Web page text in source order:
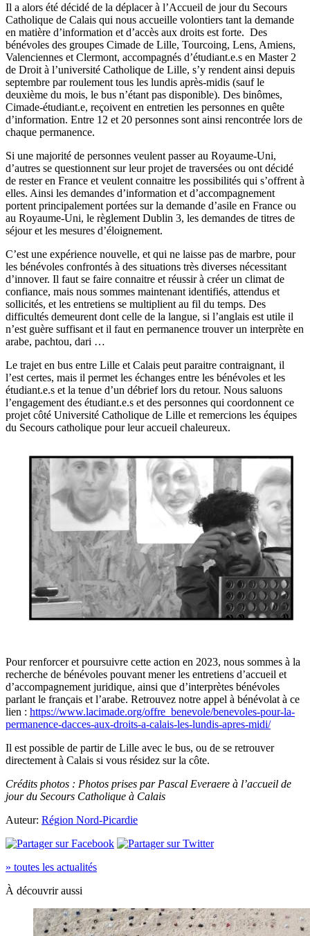
Il a alors été décidé de la déplacer à l’Accueil de jour du Secours
Catholique de Calais qui nous accueille volontiers tant la demande
en matière d’information et d’accès aux droits est forte. Des
bénévoles des groupes Cimade de Lille, Tourcoing, Lens, Amiens,
Valenciennes et Clermont, accompagnés d’étudiant.e.s en Master 2
de Droit à l’université Catholique de Lille, s’y rendent ainsi depuis
septembre par roulement tous les lundis après-midis (sauf le
deuxième du mois, le bus n’étant pas disponible). Des binômes,
Cimade-étudiant.e, reçoivent en entretien les personnes en quête
d’information. Entre 12 et 20 personnes sont ainsi rencontrée lors de
chaque permanence.
Si une majorité de personnes veulent passer au Royaume-Uni,
d’autres se questionnent sur leur projet de traversées ou ont décidé
de rester en France et veulent connaitre les possibilités qui s’offrent à
elles. Ainsi les demandes d’information et d’accompagnement
portent principalement portées sur la demande d’asile en France ou
au Royaume-Uni, le règlement Dublin 3, les demandes de titres de
séjour et les mesures d’éloignement.
C’est une expérience nouvelle, et qui ne laisse pas de marbre, pour
les bénévoles confrontés à des situations très diverses nécessitant
d’innover. Il faut se faire connaitre et réussir à créer un climat de
confiance, mais nous sommes maintenant identifiés, attendus et
sollicités, et les entretiens se multiplient au fil du temps. Des
difficultés demeurent dont celle de la langue, si l’anglais est utile il
n’est guère suffisant et il faut en permanence trouver un interprète en
arabe, pachtou, dari …
Le trajet en bus entre Lille et Calais peut paraitre contraignant, il
l’est certes, mais il permet les échanges entre les bénévoles et les
étudiant.e.s et la tenue d’un débrief lors du retour. Nous saluons
l’engagement des étudiant.e.s et des personnes qui coordonnent ce
projet côté Université Catholique de Lille et remercions les équipes
du Secours catholique pour leur accueil chaleureux.
Pour renforcer et poursuivre cette action en 2023, nous sommes à la
recherche de bénévoles pouvant mener les entretiens d’accueil et
d’accompagnement juridique, ainsi que d’interprètes bénévoles
parlant le français et l’arabe. Retrouvez notre appel à bénévolat à ce
lien : https://www.lacimade.org/offre_benevole/benevoles-pour-la-
permanence-dacces-aux-droits-a-calais-les-lundis-apres-midi/
Il est possible de partir de Lille avec le bus, ou de se retrouver
directement à Calais si vous résidez sur la côte.
Crédits photos : Photos prises par Pascal Everaere à l’accueil de
jour du Secours Catholique à Calais
Auteur: Région Nord-Picardie
» toutes les actualités
À découvrir aussi